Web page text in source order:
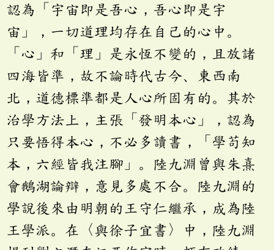
認為「宇宙即是吾心，吾心即是宇
宙」，一切道理均存在自己的心中。
「心」和「理」是永恆不變的，且放諸
四海皆準，故不論時代古今、東西南
北，道德標準都是人心所固有的。其於
治學方法上，主張「發明本心」，認為
只要悟得本心，不必多讀書，「學苟知
本，六經皆我注腳」。陸九淵曾與朱熹
會鵝湖論辯，意見多處不合。陸九淵的
學說後來由明朝的王守仁繼承，成為陸
王學派。在〈與徐子宜書〉中，陸九淵